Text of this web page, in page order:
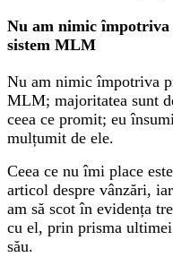
Nu am nimic împotriva
sistem MLM
Nu am nimic împotriva
MLM; majoritatea sunt
ceea ce promit; eu
mulțumit de ele.
Ceea ce nu îmi place
articol despre vânzări,
am să scot în evidența
cu el, prin prisma
său.